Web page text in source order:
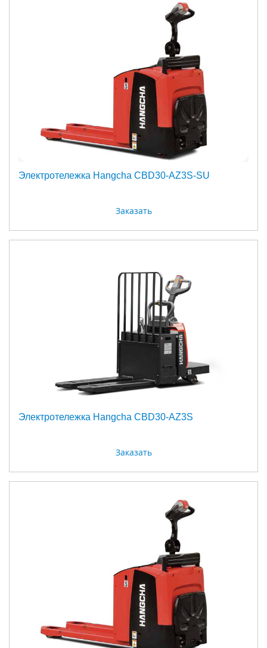
Электротележка Hangcha CBD30-AZ3S-SU
Заказать
Электротележка Hangcha CBD30-AZ3S
Заказать